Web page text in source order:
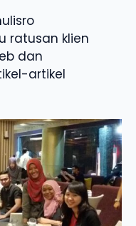
ratusan klien
dan
artikel